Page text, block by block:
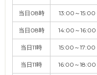
当日08時 13:00～15:00
当日08時 14:00～16:00
当日11時 15:00～17:00
当日11時 16:00～18:00